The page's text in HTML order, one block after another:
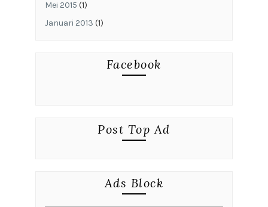
Mei 2015 (1)
Januari 2013 (1)
Facebook
Post Top Ad
Ads Block